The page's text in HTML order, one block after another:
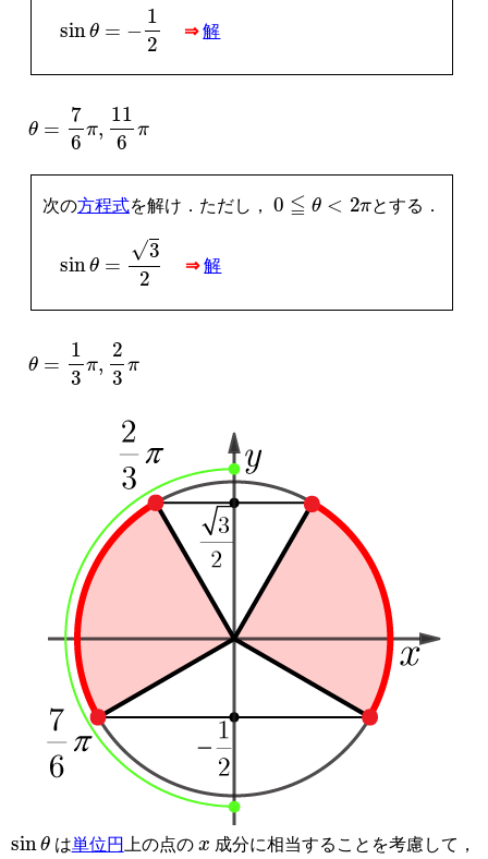
sin θ
⇒解
θ 6π 116π
次の方程式を解け．ただし，
0 ≦θ < π
とする．
sin θ 2
⇒解
θ 3π 3π
sin θ
は単位円 上の点の
成分に相当することを考慮して，